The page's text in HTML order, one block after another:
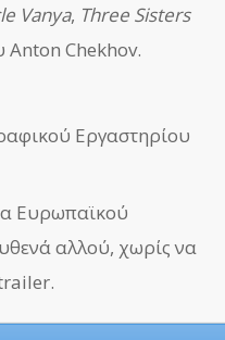
Vanya, Three Sisters
Anton Chekhov.
Εργαστηρίου
Ευρωπαϊκού
αλλού, χωρίς να